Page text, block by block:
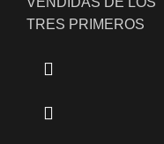
TRES PRIMEROS
VARIOS
TODO EMBARCADO